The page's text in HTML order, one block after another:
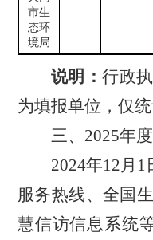
市生
态环
境局
—— ——
说明：行政
为填报单位，仅
三、 2025年
2024年12月 1
服务热线、全国
慧信访信息系统